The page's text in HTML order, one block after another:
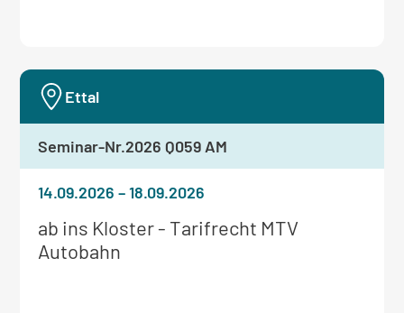
Weitere
Informationen
ab ins Kloster - Tarifrecht MTV
Autobahn
14.09.2026–18.09.2026
Ettal
Seminar-Nr.2026 Q059 AM